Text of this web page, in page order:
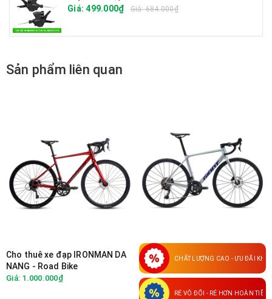
Giá: 499.000₫
Giá: 684.000₫
Sản phẩm liên quan
Cho thuê xe đạp IRONMAN DA
NANG - Road Bike
Giá: 1.000.000₫
CHẤT LƯỢNG CAO - ƯU ĐÃI
RẺ VÔ ĐỐI - RẺ HƠN HOÀN TIỀN